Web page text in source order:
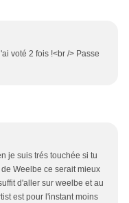
voté 2 fois !<br /> Passe
je suis trés touchée si tu
Weelbe ce serait mieux
d'aller sur weelbe et au
est pour l'instant moins